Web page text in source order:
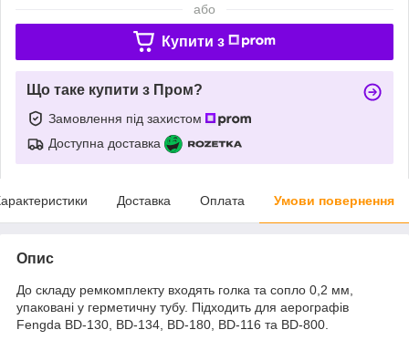
або
Купити з
Що таке купити з Пром?
Замовлення під захистом
Доступна доставка
Доставка Оплата Умови повернення
Опис
До складу ремкомплекту входять голка та сопло 0,2 мм,
упаковані у герметичну тубу. Підходить для аерографів
Fengda BD-130, BD-134, BD-180, BD-116 та BD-800.